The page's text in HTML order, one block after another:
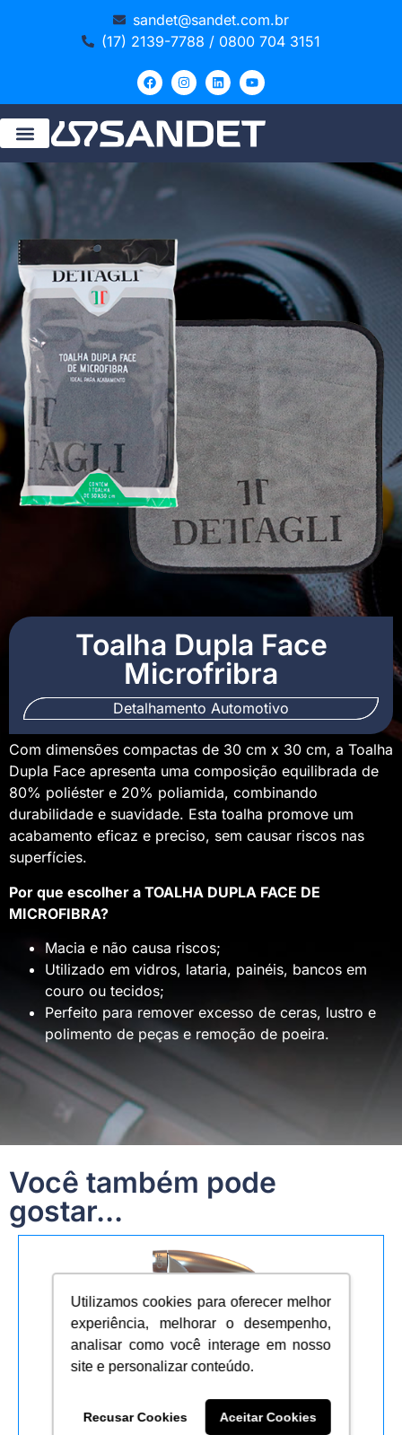
Utilizamos cookies para oferecer melhor
experiência, melhorar o desempenho,
analisar como você interage em nosso
site e personalizar conteúdo.
Recusar Cookies Aceitar Cookies
sandet@sandet.com.br
(17) 2139-7788 / 0800 704 3151
Toalha Dupla Face
Microfribra
Detalhamento Automotivo
Com dimensões compactas de 30 cm x 30 cm, a Toalha
Dupla Face apresenta uma composição equilibrada de
80% poliéster e 20% poliamida, combinando
durabilidade e suavidade. Esta toalha promove um
acabamento eficaz e preciso, sem causar riscos nas
superfícies.
Por que escolher a TOALHA DUPLA FACE DE
MICROFIBRA?
Macia e não causa riscos;
Utilizado em vidros, lataria, painéis, bancos em
couro ou tecidos;
Perfeito para remover excesso de ceras, lustro e
polimento de peças e remoção de poeira.
Você também pode
gostar...